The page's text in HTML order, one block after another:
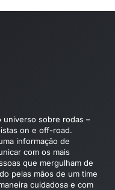
universo sobre rodas –
on e off-road.
informação de
com os mais
que mergulham de
pelas mãos de um time
cuidadosa e com